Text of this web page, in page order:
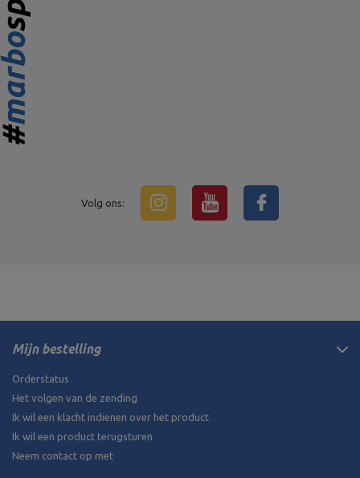
Volg ons:
Mijn bestelling
Orderstatus
Het volgen van de zending
Ik wil een klacht indienen over het product
Ik wil een product terugsturen
Neem contact op met